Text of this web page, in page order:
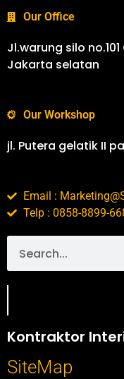
Our Office
Jl.warung silo
Jakarta selatan
Our Workshop
jl. Putera gelatik II
Email :
Telp : 0858-8899-
Kontraktor
SiteMap